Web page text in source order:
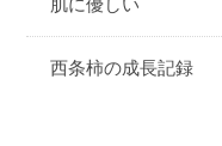
肌に優しい
西条柿の成長記録